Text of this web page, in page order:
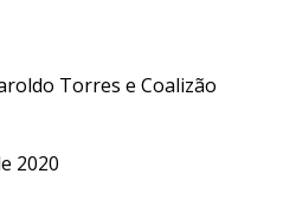
Torres e Coalizão
2020